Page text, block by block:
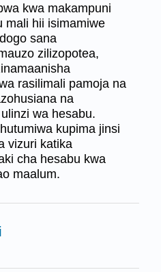
kwa makampuni
mali hii isimamiwe
sana
zilizopotea,
rasilimali pamoja na
na
wa hesabu.
kupima jinsi
vizuri katika
cha hesabu kwa
maalum.